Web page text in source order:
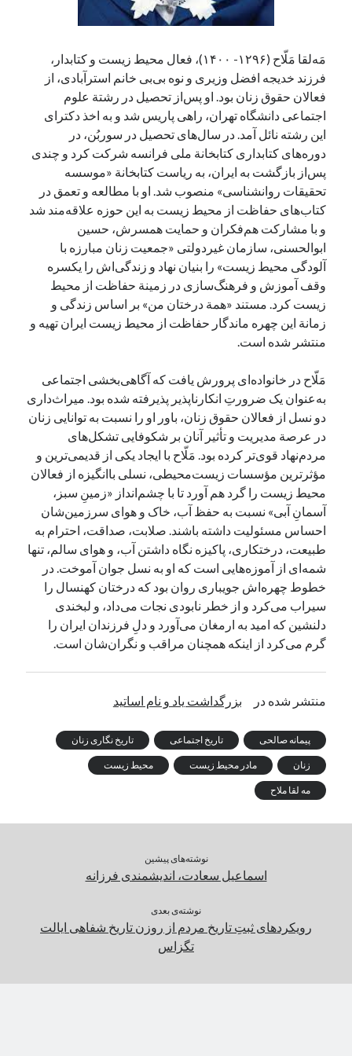
آخرین دیدگاه‌ها
George Veithدر مَه‌لقا مَلّاح، حافظ محیط زیست ایران
پیمانه صالحیدر
شهریور ۱۳۹۹)
سعیدیدر
بزرگداشت یاد و نام استاد اسماعیل سعادت (مهر ۱۳۰۴- شهریور
۱۳۹۹)
جست‌وجو
مَه‌لقا مَلّاح (۱۲۹۶- ۱۴۰۰)، فعال محیط زیست و کتابدار،
فرزند خدیجه افضل وزیری و نوه بی‌بی خانم استرآبادی، از
فعالان حقوق زنان بود. او پس‌از تحصیل در رشتة علوم
اجتماعی دانشگاه تهران، راهی پاریس شد و به اخذ دکترای
این رشته نائل آمد. در سال‌های تحصیل در سوربُن، در
دوره‌های کتابداری کتابخانة ملی فرانسه شرکت کرد و چندی
پس‌از بازگشت به ایران، به ریاست کتابخانة «موسسه
تحقیقات روانشناسی» منصوب شد. او با مطالعه و تعمق در
کتاب‌های حفاظت از محیط زیست به این حوزه علاقه‌مند شد
و با مشارکت هم‌فکران و حمایت همسرش، حسین
ابوالحسنی، سازمان غیردولتی «جمعیت زنان مبارزه با
آلودگی محیط زیست» را بنیان نهاد و زندگی‌اش را یکسره
وقف آموزش و فرهنگ‌سازی در زمینة حفاظت از محیط
زیست کرد. مستند «همة درختان من» بر اساس زندگی و
زمانة این چهره ماندگار حفاظت از محیط زیست ایران تهیه و
منتشر شده است.
مَلّاح در خانواده‌ای پرورش یافت که آگاهی‌بخشی اجتماعی
به‌عنوان یک ضرورتِ انکارناپذیر پذیرفته شده بود. میراث‌داری
دو نسل از فعالان حقوق زنان، باور او را نسبت به توانایی زنان
در عرصة مدیریت و تأثیر آنان بر شکوفایی تشکل‌های
مردم‌نهاد قوی‌تر کرده بود. مَلّاح با ایجاد یکی از قدیمی‌ترین و
مؤثرترین مؤسسات زیست‌محیطی، نسلی باانگیزه از فعالان
محیط زیست را گرد هم آورد تا با چشم‌انداز «زمینِ سبز،
آسمانِ آبی» نسبت به حفظ آب، خاک و هوای سرزمین‌شان
احساس مسئولیت داشته باشند. صلابت، صداقت، احترام به
طبیعت، درختکاری، پاکیزه نگاه داشتن آب، و هوای سالم، تنها
شمه‌ای از آموزه‌هایی است که او به نسل جوان آموخت. در
خطوط چهره‌اش جویباری روان بود که درختان کهنسال را
سیراب می‌کرد و از خطر نابودی نجات می‌داد، و لبخندی
دلنشین که امید به ارمغان می‌آورد و دلِ فرزندان ایران را
گرم می‌کرد از اینکه همچنان مراقب و نگران‌شان است.
منتشر شده در بزرگداشت یاد و نام اساتید
پیمانه صالحی تاریخ اجتماعی تاریخ نگاری زنان
زنان مادر محیط زیست محیط زیست
مه لقا ملاح
نوشته‌های پیشین
اسماعیل سعادت، اندیشمندی فرزانه
نوشته‌ی بعدی
رویکردهای ثبتِ تاریخ مردم از روزن تاریخ شفاهی ایالت
تگزاس